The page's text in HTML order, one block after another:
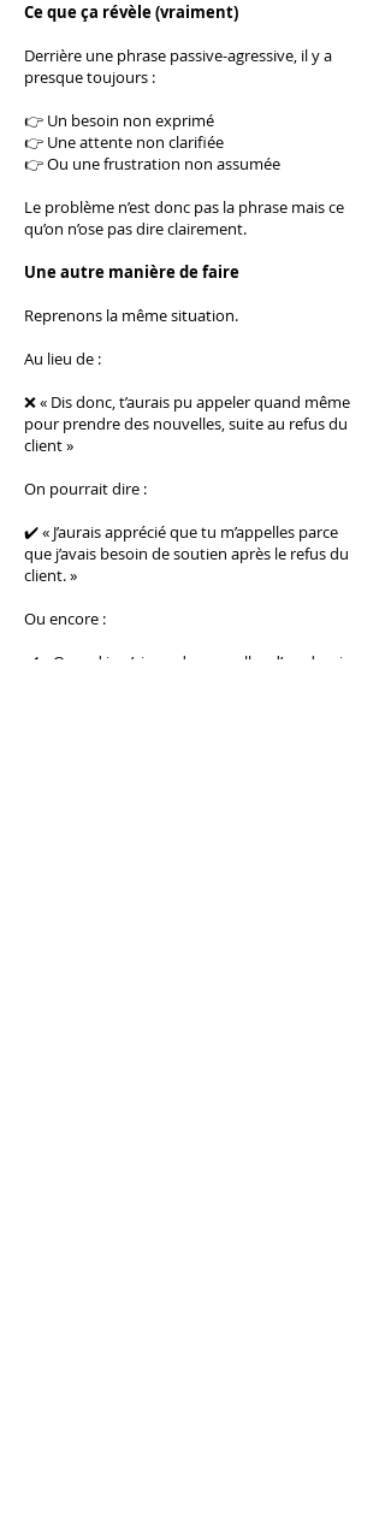
Ce que ça révèle (vraiment)
Derrière une phrase passive-agressive, il y a
presque toujours :
👉 Un besoin non exprimé
👉 Une attente non clarifiée
👉 Ou une frustration non assumée
Le problème n’est donc pas la phrase mais ce
qu’on n’ose pas dire clairement.
Une autre manière de faire
Reprenons la même situation.
Au lieu de :
❌ « Dis donc, t’aurais pu appeler quand même
pour prendre des nouvelles, suite au refus du
client »
On pourrait dire :
✔️ « J’aurais apprécié que tu m’appelles parce
que j’avais besoin de soutien après le refus du
client. »
Ou encore :
✔️ « Quand je n’ai pas de nouvelles d’un dossier,